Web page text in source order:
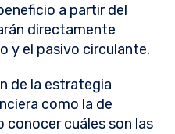
a partir del
directamente
y el pasivo circulante.
de la estrategia
como la de
conocer cuáles son las